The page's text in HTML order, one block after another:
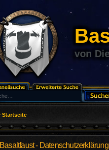
von
Startseite
Basaltfaust - Datenschutzerklärung